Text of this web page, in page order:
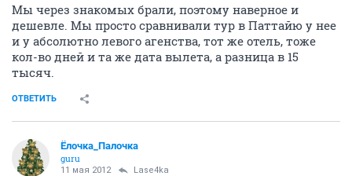
Мы через знакомых брали, поэтому наверное и
дешевле. Мы просто сравнивали тур в Паттайю у нее
и у абсолютно левого агенства, тот же отель, тоже
кол-во дней и та же дата вылета, а разница в 15
тысяч.
ОТВЕТИТЬ
Ёлочка_Палочка
guru
11 мая 2012 Lase4ka